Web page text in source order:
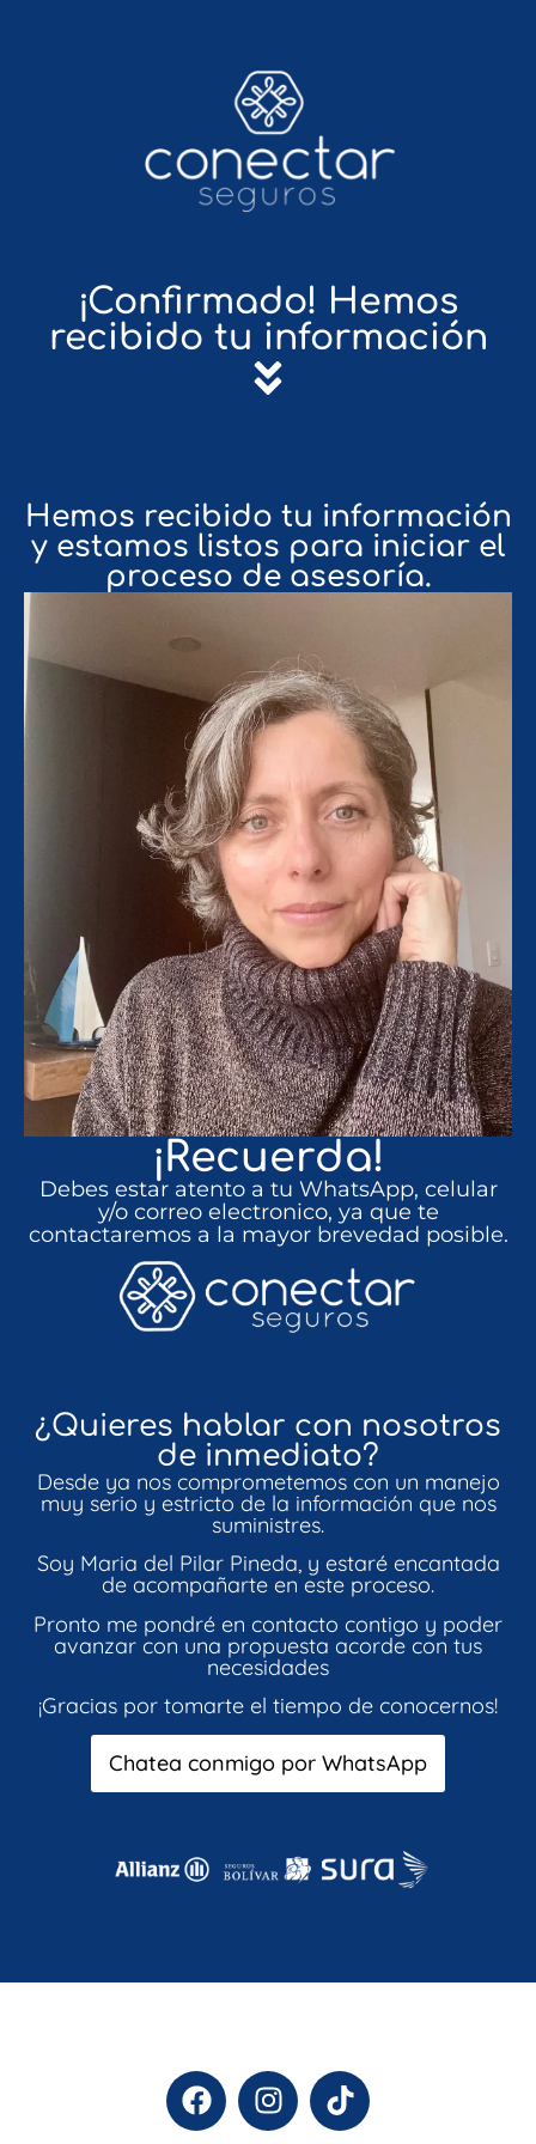
¡Confirmado! Hemos
recibido tu información
Hemos recibido tu información
y estamos listos para iniciar el
proceso de asesoría.
¡Recuerda!
Debes estar atento a tu WhatsApp, celular
y/o correo electronico, ya que te
contactaremos a la mayor brevedad posible.
¿Quieres hablar con nosotros
de inmediato?
Desde ya nos comprometemos con un manejo
muy serio y estricto de la información que nos
suministres.
Soy Maria del Pilar Pineda, y estaré encantada
de acompañarte en este proceso.
Pronto me pondré en contacto contigo y poder
avanzar con una propuesta acorde con tus
necesidades
¡Gracias por tomarte el tiempo de conocernos!
Chatea conmigo por WhatsApp